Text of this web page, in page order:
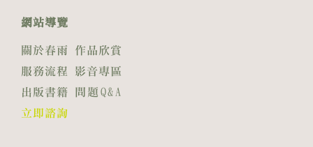
網站導覽
關於春雨
作品欣賞
服務流程
影音專區
出版書籍
問題Q&A
立即諮詢